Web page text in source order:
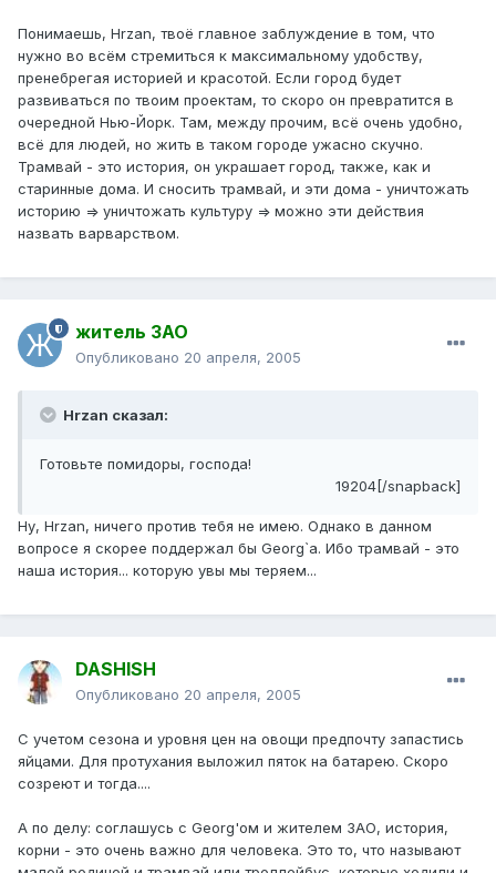
Понимаешь, Hrzan, твоё главное заблуждение в том, что
нужно во всём стремиться к максимальному удобству,
пренебрегая историей и красотой. Если город будет
развиваться по твоим проектам, то скоро он превратится в
очередной Нью-Йорк. Там, между прочим, всё очень удобно,
всё для людей, но жить в таком городе ужасно скучно.
Трамвай - это история, он украшает город, также, как и
старинные дома. И сносить трамвай, и эти дома - уничтожать
историю => уничтожать культуру => можно эти действия
назвать варварством.
житель ЗАО
Опубликовано 20 апреля, 2005
Hrzan сказал:
Готовьте помидоры, господа!
19204[/snapback]
Ну, Hrzan, ничего против тебя не имею. Однако в данном
вопросе я скорее поддержал бы Georg`а. Ибо трамвай - это
наша история... которую увы мы теряем...
DASHISH
Опубликовано 20 апреля, 2005
С учетом сезона и уровня цен на овощи предпочту запастись
яйцами. Для протухания выложил пяток на батарею. Скоро
созреют и тогда....
А по делу: соглашусь с Georg'ом и жителем ЗАО, история,
корни - это очень важно для человека. Это то, что называют